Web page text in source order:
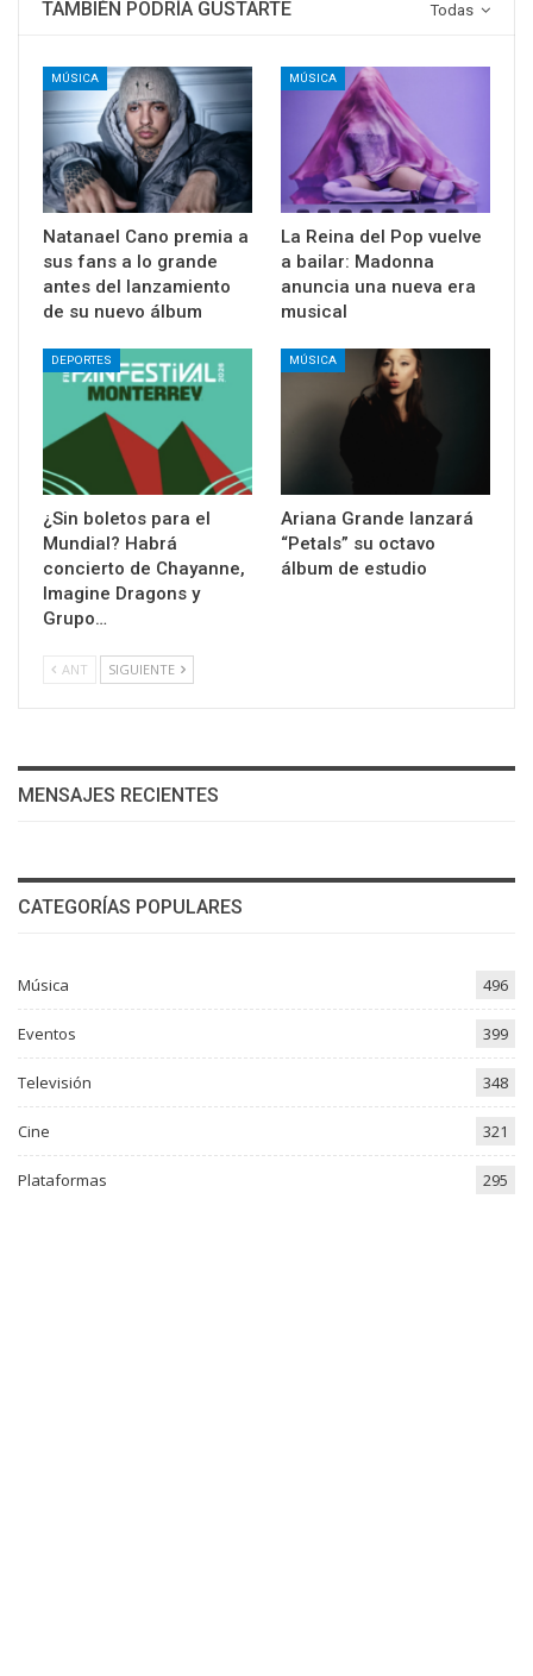
Todas
TAMBIÉN PODRÍA GUSTARTE
MÚSICA
Natanael Cano premia a
sus fans a lo grande
antes del lanzamiento
de su nuevo álbum
MÚSICA
La Reina del Pop vuelve
a bailar: Madonna
anuncia una nueva era
musical
DEPORTES
¿Sin boletos para el
Mundial? Habrá
concierto de Chayanne,
Imagine Dragons y
Grupo…
MÚSICA
Ariana Grande lanzará
“Petals” su octavo
álbum de estudio
ANT SIGUIENTE
MENSAJES RECIENTES
CATEGORÍAS POPULARES
Música 496
Eventos 399
Televisión 348
Cine 321
Plataformas 295